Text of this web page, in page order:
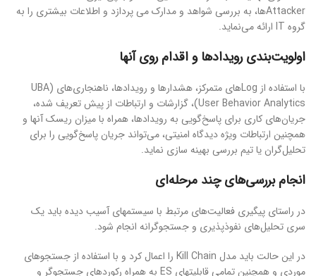
Attackerها، به بررسی شواهد و مدارک می پردازد و اطلاعات بیشتری را به
گروه IT ارائه می‌نماید.
اولویت‌بندی رویدادها و اقدام روی آنها
با استفاده از Log‌های متمرکز، هشدارها و رویدادها، ناهنجاری‌های (UBA
(User Behavior Analytics، گزارشات و ارتباطات از پیش تعریف شده،
جریان‌های کاری برای پاسخ‌گویی به رویدادها، همراه با میزان ریسک‌ آنها و
همچنین ارتباطات ویژه دیدگاه امنیتی، می‌تواند جریان پاسخ‌گویی را برای
تحلیل‌گران یا تیم بررسی بهینه سازی نماید.
انجام بررسی‌های چند مرحله‌ای
در راستای پیگیری فعالیت‌های مرتبط با سیستمهای آسیب دیده باید یک
سری تحلیل‌های نفوذپذیری و جستجوگرانه انجام شود.
در این حالت باید مدل Kill Chain را اعمال کرد و با استفاده از جستجوهای
موردی و همچنین تمامی قابلیتهای ES به همراه رکوردهای جستجوگر و